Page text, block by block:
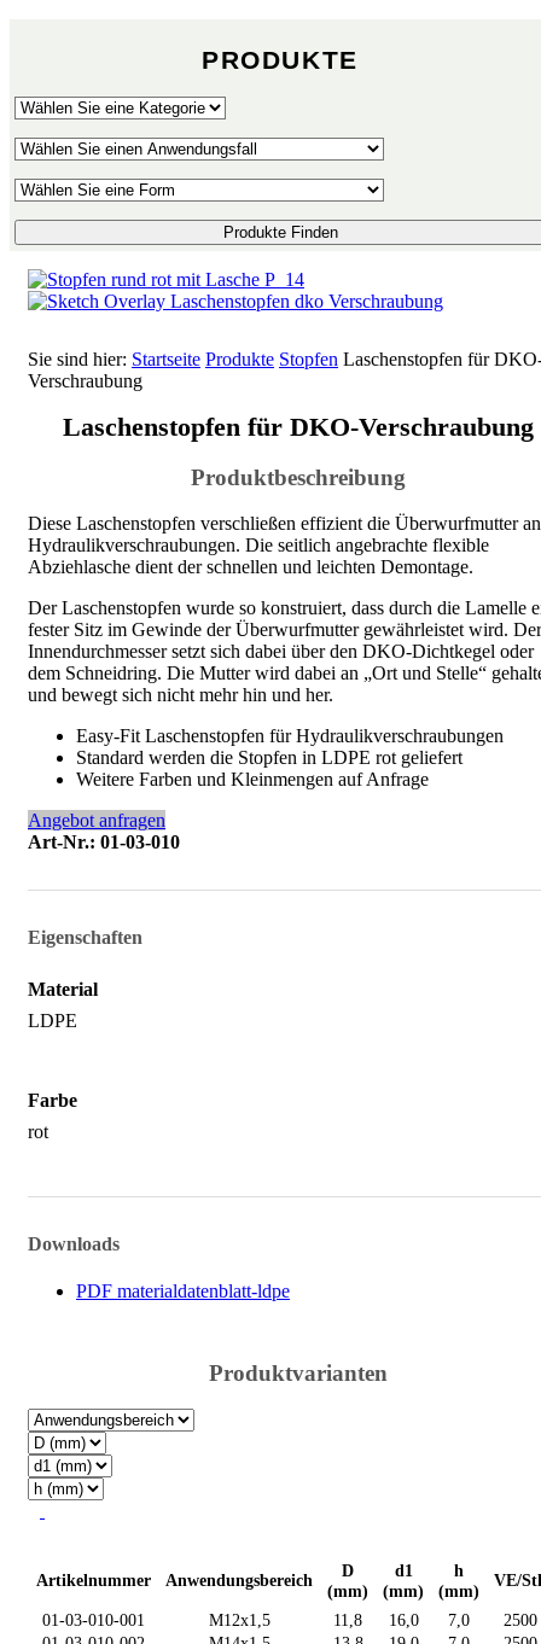
PRODUKTE
Produkte Finden
Sie sind hier: Startseite Produkte Stopfen Laschenstopfen für
Verschraubung
Laschenstopfen für DKO-Verschraubung
Produktbeschreibung
Diese Laschenstopfen verschließen effizient die Überwurfmutter an
Hydraulikverschraubungen. Die seitlich angebrachte flexible
Abziehlasche dient der schnellen und leichten Demontage.
Der Laschenstopfen wurde so konstruiert, dass durch die Lamelle
fester Sitz im Gewinde der Überwurfmutter gewährleistet wird. Der
Innendurchmesser setzt sich dabei über den DKO-Dichtkegel oder
dem Schneidring. Die Mutter wird dabei an „Ort und Stelle“
und bewegt sich nicht mehr hin und her.
Easy-Fit Laschenstopfen für Hydraulikverschraubungen
Standard werden die Stopfen in LDPE rot geliefert
Weitere Farben und Kleinmengen auf Anfrage
Angebot anfragen
Art-Nr.: 01-03-010
Eigenschaften
Material
LDPE
Farbe
rot
Downloads
PDF materialdatenblatt-ldpe
Produktvarianten
Artikelnummer Anwendungsbereich
D
(mm)
d1
(mm)
h
(mm)
VE/
01-03-010-001 M12x1,5 11,8 16,0 7,0
2500